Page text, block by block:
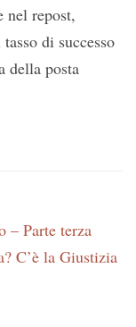
nel repost,
di successo
della posta
– Parte terza
C’è la Giustizia